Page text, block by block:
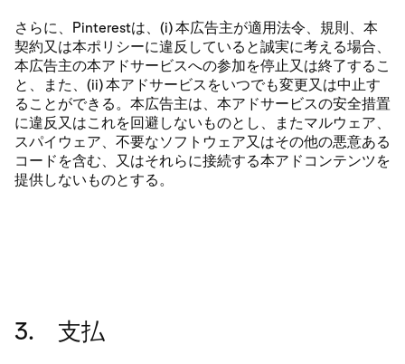
さらに、Pinterestは、(i) 本広告主が適用法令、規則、本
契約又は本ポリシーに違反していると誠実に考える場合、
本広告主の本アドサービスへの参加を停止又は終了するこ
と、また、(ii) 本アドサービスをいつでも変更又は中止す
ることができる。本広告主は、本アドサービスの安全措置
に違反又はこれを回避しないものとし、またマルウェア、
スパイウェア、不要なソフトウェア又はその他の悪意ある
コードを含む、又はそれらに接続する本アドコンテンツを
提供しないものとする。
3. 支払